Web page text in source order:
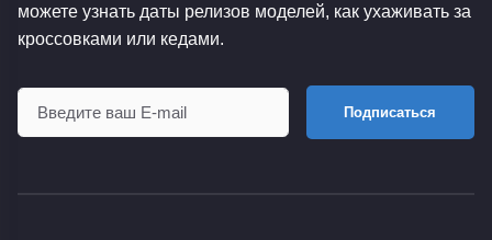
можете узнать даты релизов моделей, как ухаживать за
кроссовками или кедами.
Подписаться